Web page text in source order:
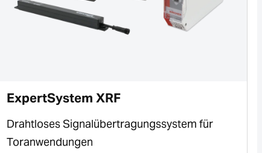
ExpertSystem XRF
Drahtloses Signalübertragungssystem für
Toranwendungen